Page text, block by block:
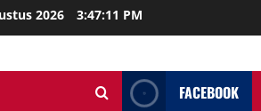
2026 3:47:12 PM
FACEBOOK